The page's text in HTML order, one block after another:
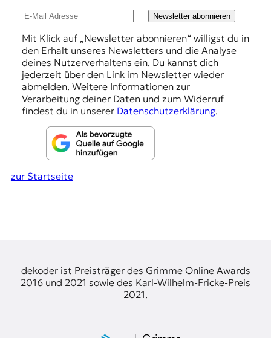
Newsletter abonnieren
Mit Klick auf „Newsletter abonnieren“ willigst du in
den Erhalt unseres Newsletters und die Analyse
deines Nutzerverhaltens ein. Du kannst dich
jederzeit über den Link im Newsletter wieder
abmelden. Weitere Informationen zur
Verarbeitung deiner Daten und zum Widerruf
findest du in unserer Datenschutzerklärung.
zur Startseite
dekoder ist Preisträger des Grimme Online Awards
2016 und 2021 sowie des Karl-Wilhelm-Fricke-Preis
2021.